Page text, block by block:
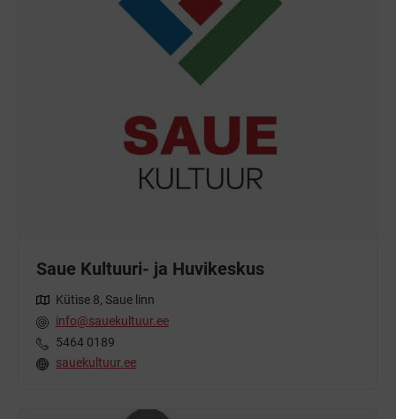
Saue Kultuuri- ja Huvikeskus
Kütise 8, Saue linn
info@sauekultuur.ee
5464 0189
sauekultuur.ee